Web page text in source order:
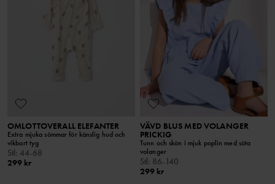
OMLOTTOVERALL ELEFANTER
Extra mjuka sömmar för känslig hud och
vikbart tyg
Stl: 44-68
299 kr
VÄVD BLUS MED VOLANGER
PRICKIG
Tunn och skön i mjuk poplin med söta
volanger
Stl: 86-140
299 kr